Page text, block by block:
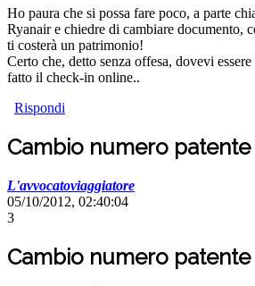
Ho paura che si possa fare poco, a parte
Ryanair e chiedre di cambiare documento,
ti costerà un patrimonio!
Certo che, detto senza offesa, dovevi
fatto il check-in online..
Rispondi
Cambio numero patente
L'avvocatoviaggiatore
05/10/2012, 02:40:04
3
Cambio numero patente